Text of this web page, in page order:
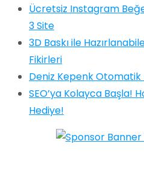
Ücretsiz Instagram
3 Site
3D Baskı ile
Fikirleri
Deniz Kepenk
SEO’ya Kolayca Başla!
Hediye!